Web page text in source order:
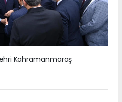
Kahramanmaraş